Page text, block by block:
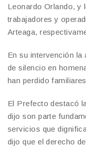
Leonardo Orlando, y
trabajadores y
Arteaga,
En su intervención la
de silencio en
han perdido
El Prefecto destacó
dijo son parte
servicios que
dijo que el derecho